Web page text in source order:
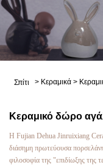
Σπίτι > Κεραμικά >
Κεραμικό δώρο
Η Fujian Dehua Jinruixiang
διάσημη πρωτεύουσα
φιλοσοφία της "επιδίωξης της